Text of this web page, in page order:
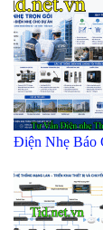
Điện Nhẹ Báo